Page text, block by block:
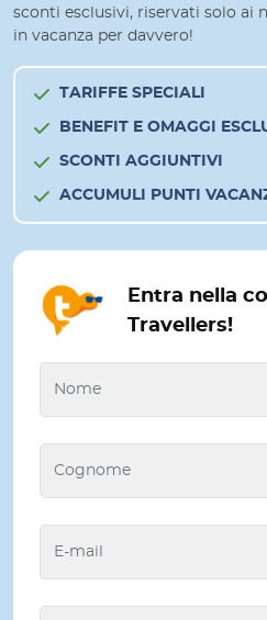
sconti esclusivi, riservati solo ai
in vacanza per davvero!
TARIFFE SPECIALI
BENEFIT E OMAGGI
SCONTI AGGIUNTIVI
ACCUMULI PUNTI
Entra nella
Travellers!